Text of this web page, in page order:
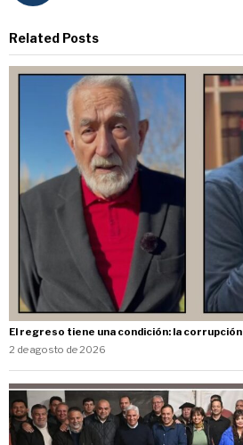
Related Posts
El regreso tiene una condición: la corrupción
2 de agosto de 2026